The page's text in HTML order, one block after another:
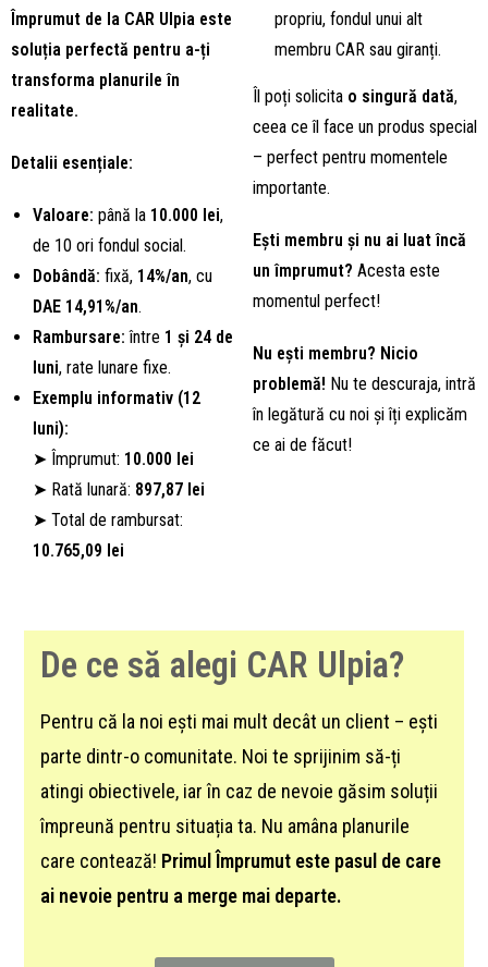
Împrumut de la CAR Ulpia este
soluția perfectă pentru a-ți
transforma planurile în
realitate.
Detalii esențiale:
Valoare: până la 10.000 lei,
de 10 ori fondul social.
Dobândă: fixă, 14%/an, cu
DAE 14,91%/an.
Rambursare: între 1 și 24 de
luni, rate lunare fixe.
Exemplu informativ (12
luni):
➤ Împrumut: 10.000 lei
➤ Rată lunară: 897,87 lei
➤ Total de rambursat:
10.765,09 lei
propriu, fondul unui alt
membru CAR sau giranți.
Îl poți solicita o singură dată,
ceea ce îl face un produs special
– perfect pentru momentele
importante.
Ești membru și nu ai luat încă
un împrumut? Acesta este
momentul perfect!
Nu ești membru? Nicio
problemă! Nu te descuraja, intră
în legătură cu noi și îți explicăm
ce ai de făcut!
De ce să alegi CAR Ulpia?
Pentru că la noi ești mai mult decât un client – ești
parte dintr-o comunitate. Noi te sprijinim să-ți
atingi obiectivele, iar în caz de nevoie găsim soluții
împreună pentru situația ta. Nu amâna planurile
care contează! Primul Împrumut este pasul de care
ai nevoie pentru a merge mai departe.